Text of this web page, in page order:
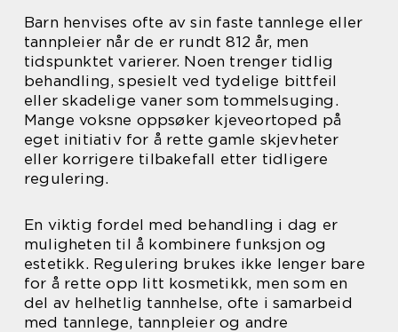
Barn henvises ofte av sin faste tannlege eller
tannpleier når de er rundt 812 år, men
tidspunktet varierer. Noen trenger tidlig
behandling, spesielt ved tydelige bittfeil
eller skadelige vaner som tommelsuging.
Mange voksne oppsøker kjeveortoped på
eget initiativ for å rette gamle skjevheter
eller korrigere tilbakefall etter tidligere
regulering.
En viktig fordel med behandling i dag er
muligheten til å kombinere funksjon og
estetikk. Regulering brukes ikke lenger bare
for å rette opp litt kosmetikk, men som en
del av helhetlig tannhelse, ofte i samarbeid
med tannlege, tannpleier og andre